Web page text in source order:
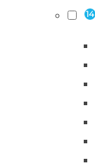
14